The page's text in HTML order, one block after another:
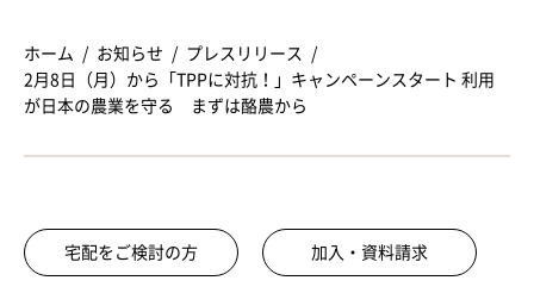
ホーム お知らせ
プレスリリース
2月8日（月）から「TPPに対抗！」キャンペーンスタート 利用
が日本の農業を守る まずは酪農から
宅配をご検討の方 加入・資料請求